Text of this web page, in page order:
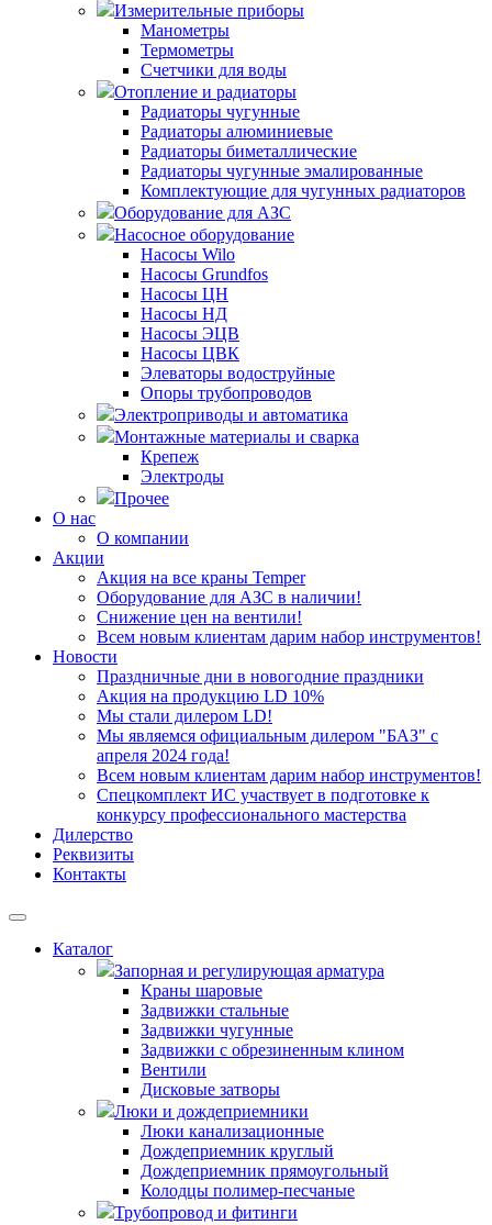
Измерительные приборы
Манометры
Термометры
Счетчики для воды
Отопление и радиаторы
Радиаторы чугунные
Радиаторы алюминиевые
Радиаторы биметаллические
Радиаторы чугунные эмалированные
Комплектующие для чугунных радиаторов
Оборудование для АЗС
Насосное оборудование
Насосы Wilo
Насосы Grundfos
Насосы ЦН
Насосы НД
Насосы ЭЦВ
Насосы ЦВК
Элеваторы водоструйные
Опоры трубопроводов
Электроприводы и автоматика
Монтажные материалы и сварка
Крепеж
Электроды
Прочее
О нас
О компании
Акции
Акция на все краны Temper
Оборудование для АЗС в наличии!
Снижение цен на вентили!
Всем новым клиентам дарим набор инструментов!
Новости
Праздничные дни в новогодние праздники
Акция на продукцию LD 10%
Мы стали дилером LD!
Мы являемся официальным дилером "БАЗ" с
апреля 2024 года!
Всем новым клиентам дарим набор инструментов!
Спецкомплект ИС участвует в подготовке к
конкурсу профессионального мастерства
Дилерство
Реквизиты
Контакты
Каталог
Запорная и регулирующая арматура
Краны шаровые
Задвижки стальные
Задвижки чугунные
Задвижки с обрезиненным клином
Вентили
Дисковые затворы
Люки и дождеприемники
Люки канализационные
Дождеприемник круглый
Дождеприемник прямоугольный
Колодцы полимер-песчаные
Трубопровод и фитинги